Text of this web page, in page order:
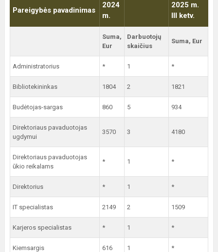
Pareigybės pavadinimas
2024
m.
2025 m.
III ketv.
Suma,
Eur
Darbuotojų
skaičius
Suma, Eur
Administratorius * 1 *
Bibliotekininkas 1804 2 1821
Budėtojas-sargas 860 5 934
Direktoriaus pavaduotojas
ugdymui
3570 3 4180
Direktoriaus pavaduotojas
ūkio reikalams
* 1 *
Direktorius * 1 *
IT specialistas 2149 2 1509
Karjeros specialistas * 1 *
Kiemsargis 616 1 *